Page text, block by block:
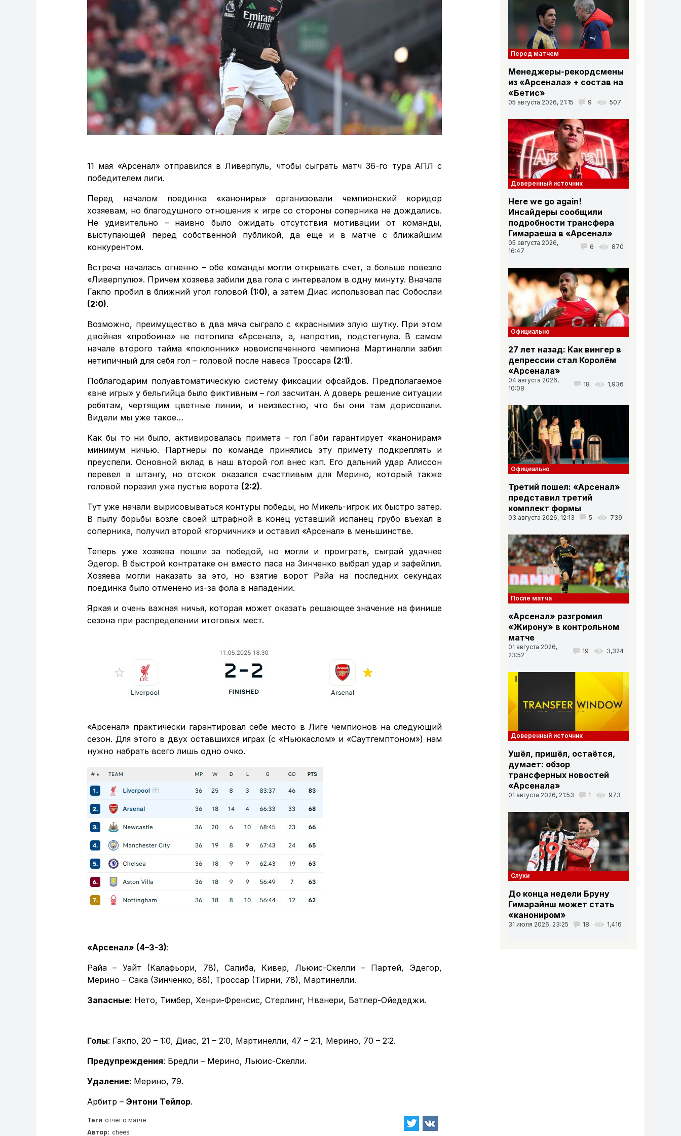
11 мая «Арсенал» отправился в Ливерпуль, чтобы сыграть матч 36-го тура АПЛ с
победителем лиги.
Перед началом поединка «канониры» организовали чемпионский коридор
хозяевам, но благодушного отношения к игре со стороны соперника не дождались.
Не удивительно – наивно было ожидать отсутствия мотивации от команды,
выступающей перед собственной публикой, да еще и в матче с ближайшим
конкурентом.
Встреча началась огненно – обе команды могли открывать счет, а больше повезло
«Ливерпулю». Причем хозяева забили два гола с интервалом в одну минуту. Вначале
Гакпо пробил в ближний угол головой (1:0), а затем Диас использовал пас Собослаи
(2:0).
Возможно, преимущество в два мяча сыграло с «красными» злую шутку. При этом
двойная «пробоина» не потопила «Арсенал», а, напротив, подстегнула. В самом
начале второго тайма «поклонник» новоиспеченного чемпиона Мартинелли забил
нетипичный для себя гол – головой после навеса Троссара (2:1).
Поблагодарим полуавтоматическую систему фиксации офсайдов. Предполагаемое
«вне игры» у бельгийца было фиктивным – гол засчитан. А доверь решение ситуации
ребятам, чертящим цветные линии, и неизвестно, что бы они там дорисовали.
Видели мы уже такое…
Как бы то ни было, активировалась примета – гол Габи гарантирует «канонирам»
минимум ничью. Партнеры по команде принялись эту примету подкреплять и
преуспели. Основной вклад в наш второй гол внес кэп. Его дальний удар Алиссон
перевел в штангу, но отскок оказался счастливым для Мерино, который также
головой поразил уже пустые ворота (2:2).
Тут уже начали вырисовываться контуры победы, но Микель-игрок их быстро затер.
В пылу борьбы возле своей штрафной в конец уставший испанец грубо въехал в
соперника, получил второй «горчичник» и оставил «Арсенал» в меньшинстве.
Теперь уже хозяева пошли за победой, но могли и проиграть, сыграй удачнее
Эдегор. В быстрой контратаке он вместо паса на Зинченко выбрал удар и зафейлил.
Хозяева могли наказать за это, но взятие ворот Райа на последних секундах
поединка было отменено из-за фола в нападении.
Яркая и очень важная ничья, которая может оказать решающее значение на финише
сезона при распределении итоговых мест.
«Арсенал» практически гарантировал себе место в Лиге чемпионов на следующий
сезон. Для этого в двух оставшихся играх (с «Ньюкаслом» и «Саутгемптоном») нам
нужно набрать всего лишь одно очко.
«Арсенал» (4–3-3):
Райа – Уайт (Калафьори, 78), Салиба, Кивер, Льюис-Скелли – Партей, Эдегор,
Мерино – Сака (Зинченко, 88), Троссар (Тирни, 78), Мартинелли.
Запасные: Нето, Тимбер, Хенри-Френсис, Стерлинг, Нванери, Батлер-Ойедеджи.
Голы: Гакпо, 20 – 1:0, Диас, 21 – 2:0, Мартинелли, 47 – 2:1, Мерино, 70 – 2:2.
Предупреждения: Бредли – Мерино, Льюис-Скелли.
Удаление: Мерино, 79.
Арбитр – Энтони Тейлор.
Теги отчет о матче
Автор: chees
Перед матчем
Менеджеры-рекордсмены
из «Арсенала» + состав на
«Бетис»
05 августа 2026, 21:15 9 507
Доверенный источник
Here we go again!
Инсайдеры сообщили
подробности трансфера
Гимараеша в «Арсенал»
05 августа 2026,
16:47
6 870
Официально
27 лет назад: Как вингер в
депрессии стал Королём
«Арсенала»
04 августа 2026,
10:08
18 1,936
Официально
Третий пошел: «Арсенал»
представил третий
комплект формы
03 августа 2026, 12:13 5 739
После матча
«Арсенал» разгромил
«Жирону» в контрольном
матче
01 августа 2026,
23:52
19 3,324
Доверенный источник
Ушёл, пришёл, остаётся,
думает: обзор
трансферных новостей
«Арсенала»
01 августа 2026, 21:53 1 973
Слухи
До конца недели Бруну
Гимарайнш может стать
«канониром»
31 июля 2026, 23:25 18 1,416